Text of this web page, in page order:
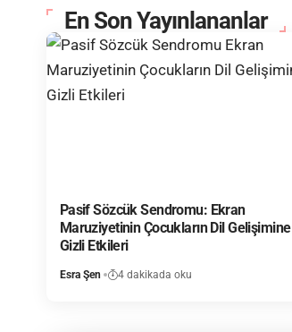
En Son Yayınlananlar
Pasif Sözcük Sendromu: Ekran
Maruziyetinin Çocukların Dil Gelişimine
Gizli Etkileri
Esra Şen 4 dakikada oku